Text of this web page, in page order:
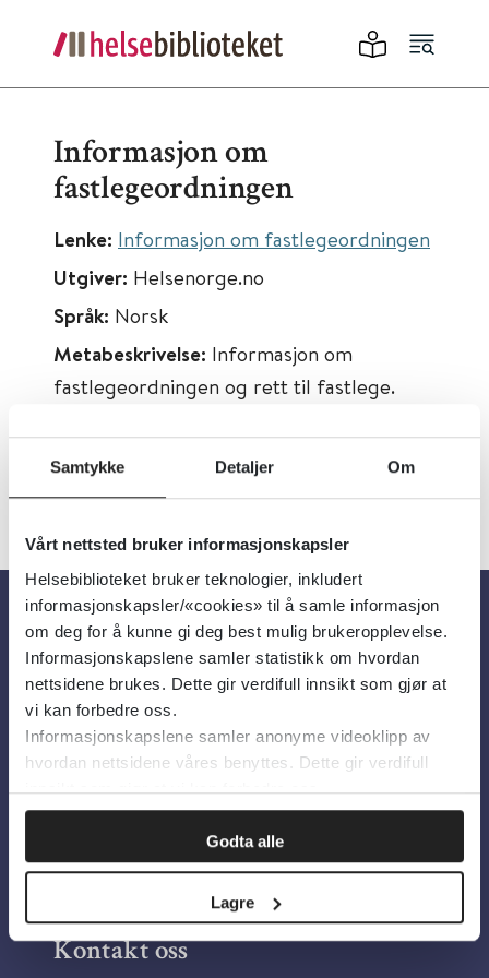
Samtykke Detaljer Om
Vårt nettsted bruker informasjonskapsler
Helsebiblioteket bruker teknologier, inkludert
informasjonskapsler/«cookies» til å samle informasjon
om deg for å kunne gi deg best mulig brukeropplevelse.
Informasjonskapslene samler statistikk om hvordan
nettsidene brukes. Dette gir verdifull innsikt som gjør at
vi kan forbedre oss.
Informasjonskapslene samler anonyme videoklipp av
hvordan nettsidene våres benyttes. Dette gir verdifull
innsikt som gjør at vi kan forbedre oss.
Godta alle
Lagre
Informasjon om
fastlegeordningen
Lenke: Informasjon om fastlegeordningen
Utgiver: Helsenorge.no
Språk: Norsk
Metabeskrivelse: Informasjon om
fastlegeordningen og rett til fastlege.
Om oss
Om Helsebiblioteket
Personvern og informasjonskapsler
Tilgjengelighetserklæring
Bilder fra Colourbox.com
Kontakt oss